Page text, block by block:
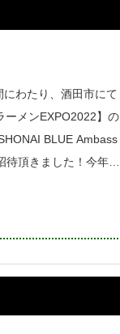
わたり、酒田市にて
ーメンEXPO2022】の
BLUE Ambass
頂きました！今年は